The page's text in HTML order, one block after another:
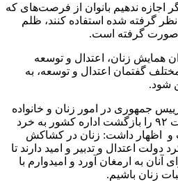
اجازه ندهیم بانوان از فرصت‌های که
گرفته شده استفاده کنند، ظلم
صورت گرفته است.
همایش زنان، اعتدال و توسعه
گفتمان اعتدال و توسعه، به
شود.
جمهوری در امور زنان و خانواده
نیز در این مراسم پیام انتخابات ۹۲ را بازگشت اداره کشور به خرد
و اظهار داشت: زنان در کشاکش
اعتدال و تدبیر و امید دارند تا
آنان به ارمغان آورد و امیدوارم با
زنان باشیم.